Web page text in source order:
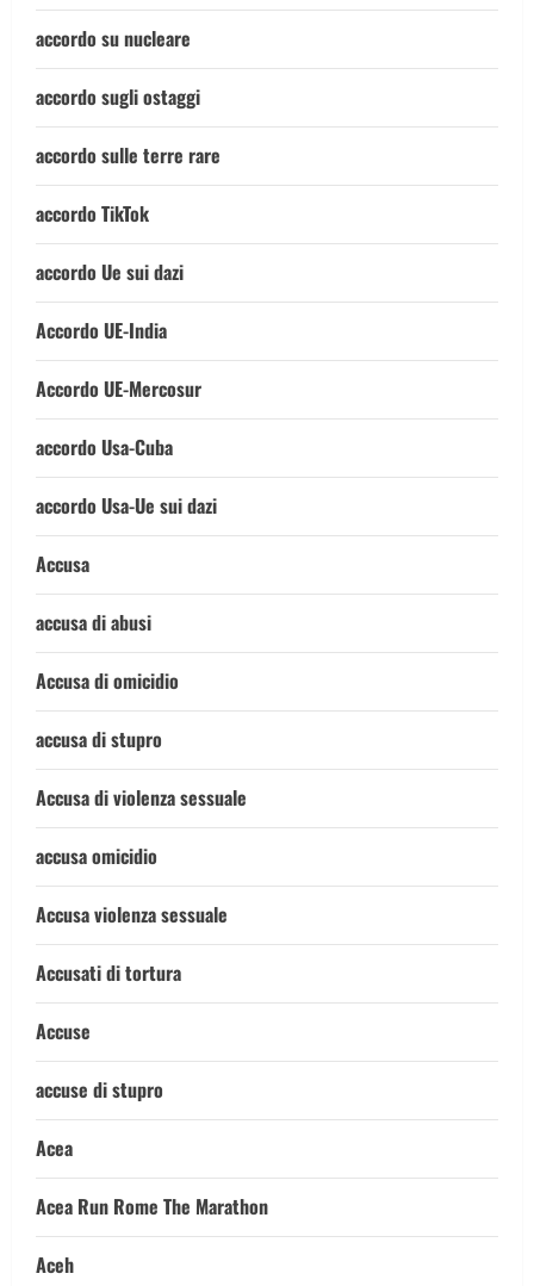
accordo su nucleare
accordo sugli ostaggi
accordo sulle terre rare
accordo TikTok
accordo Ue sui dazi
Accordo UE-India
Accordo UE-Mercosur
accordo Usa-Cuba
accordo Usa-Ue sui dazi
Accusa
accusa di abusi
Accusa di omicidio
accusa di stupro
Accusa di violenza sessuale
accusa omicidio
Accusa violenza sessuale
Accusati di tortura
Accuse
accuse di stupro
Acea
Acea Run Rome The Marathon
Aceh